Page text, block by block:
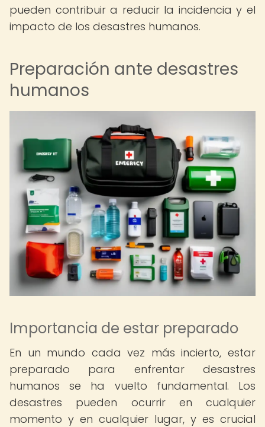
pueden contribuir a reducir la incidencia y el
impacto de los desastres humanos.
Preparación ante desastres
humanos
Importancia de estar preparado
En un mundo cada vez más incierto, estar
preparado para enfrentar desastres
humanos se ha vuelto fundamental. Los
desastres pueden ocurrir en cualquier
momento y en cualquier lugar, y es crucial